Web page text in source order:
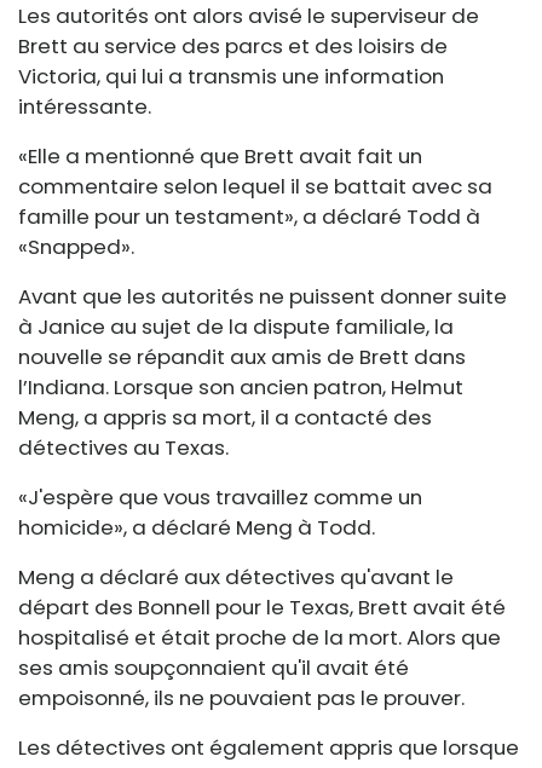
Les autorités ont alors avisé le superviseur de
Brett au service des parcs et des loisirs de
Victoria, qui lui a transmis une information
intéressante.
«Elle a mentionné que Brett avait fait un
commentaire selon lequel il se battait avec sa
famille pour un testament», a déclaré Todd à
«Snapped».
Avant que les autorités ne puissent donner suite
à Janice au sujet de la dispute familiale, la
nouvelle se répandit aux amis de Brett dans
l’Indiana. Lorsque son ancien patron, Helmut
Meng, a appris sa mort, il a contacté des
détectives au Texas.
«J'espère que vous travaillez comme un
homicide», a déclaré Meng à Todd.
Meng a déclaré aux détectives qu'avant le
départ des Bonnell pour le Texas, Brett avait été
hospitalisé et était proche de la mort. Alors que
ses amis soupçonnaient qu'il avait été
empoisonné, ils ne pouvaient pas le prouver.
Les détectives ont également appris que lorsque